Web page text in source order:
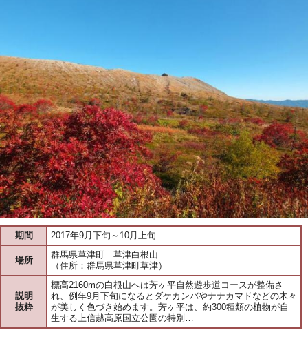
期間 2017年9月下旬～10月上旬
場所
群馬県草津町 草津白根山
（住所：群馬県草津町草津）
説明
抜粋
標高2160mの白根山へは芳ヶ平自然遊歩道コースが整備さ
れ、例年9月下旬になるとダケカンバやナナカマドなどの木々
が美しく色づき始めます。芳ヶ平は、約300種類の植物が自
生する上信越高原国立公園の特別…